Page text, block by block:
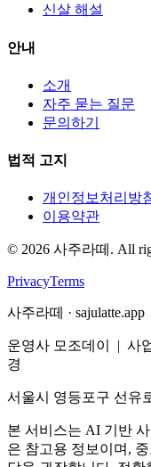
신살 해설
안내
소개
자주 묻는 질문
문의하기
법적 고지
개인정보처리방
이용약관
© 2026 사주라떼. All
PrivacyTerms
사주라떼 · sajulatte.app
운영사 모조데이 | 사
경
서울시 영등포구 선유
본 서비스는 AI 기반
은 참고용 정보이며,